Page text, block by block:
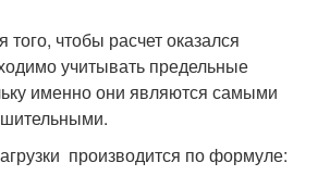
чтобы расчет оказался
учитывать предельные
именно они являются самыми
производится по формуле: